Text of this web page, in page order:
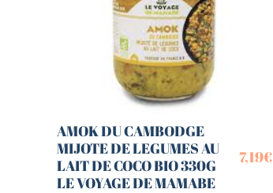
AMOK DU CAMBODGE
MIJOTE DE LEGUMES AU
LAIT DE COCO BIO 330G
LE VOYAGE DE MAMABE
7,19€